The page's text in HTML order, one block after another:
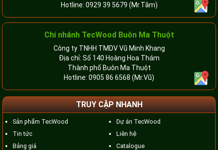
Hotline: 0929 39 5679 (Mr.Tâm)
Chi nhánh TecWood Buôn Ma Thuột
Công ty TNHH TMDV Vũ Minh Khang
Địa chỉ: Số 140 Hoàng Hoa Thám
Thành phố Buôn Ma Thuột
Hotline: 0905 86 6568 (Mr.Vũ)
TRUY CẬP NHANH
Sản phẩm TecWood
Tin tức
Bảng giá
Dự án TecWood
Liên hệ
Catalogue